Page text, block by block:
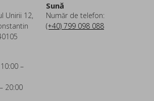
Unirii 12,
Sună
Număr de telefon:
(+40) 799 098 088
–
20:00